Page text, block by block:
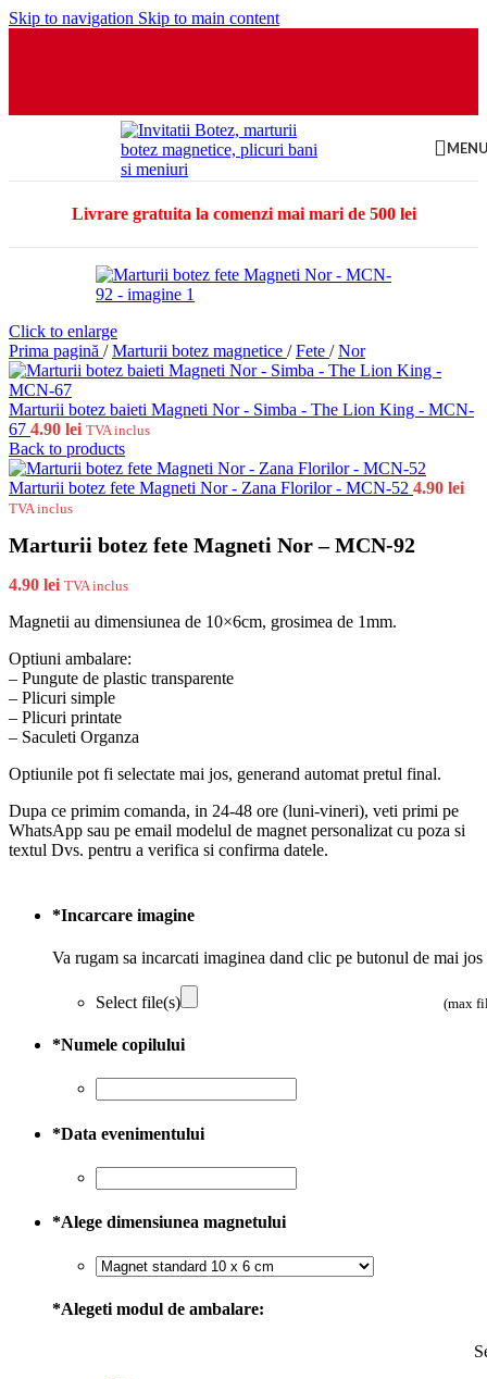
Skip to navigation Skip to main content
Livrare gratuita la comenzi mai mari de 500 lei
Click to enlarge
Prima pagină / Marturii botez magnetice / Fete / Nor
Marturii botez baieti Magneti Nor - Simba - The Lion King - MCN-
67 4.90 lei TVA inclus
Back to products
Marturii botez fete Magneti Nor - Zana Florilor - MCN-52 4.90 lei
TVA inclus
Marturii botez fete Magneti Nor – MCN-92
4.90 lei TVA inclus
Magnetii au dimensiunea de 10×6cm, grosimea de 1mm.
Optiuni ambalare:
– Pungute de plastic transparente
– Plicuri simple
– Plicuri printate
– Saculeti Organza
Optiunile pot fi selectate mai jos, generand automat pretul final.
Dupa ce primim comanda, in 24-48 ore (luni-vineri), veti primi pe
WhatsApp sau pe email modelul de magnet personalizat cu poza si
textul Dvs. pentru a verifica si confirma datele.
*Incarcare imagine
Va rugam sa incarcati imaginea dand clic pe butonul de mai jos
Select file(s) (max
*Numele copilului
*Data evenimentului
*Alege dimensiunea magnetului
*Alegeti modul de ambalare: